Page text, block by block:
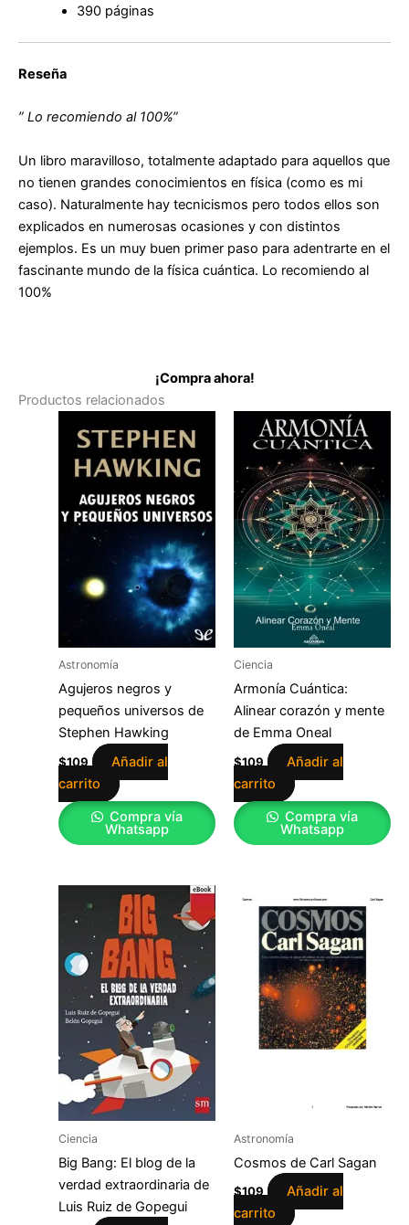
390 páginas
Reseña
” Lo recomiendo al 100%”
Un libro maravilloso, totalmente adaptado para aquellos que
no tienen grandes conocimientos en física (como es mi
caso). Naturalmente hay tecnicismos pero todos ellos son
explicados en numerosas ocasiones y con distintos
ejemplos. Es un muy buen primer paso para adentrarte en el
fascinante mundo de la física cuántica. Lo recomiendo al
100%
¡Compra ahora!
Productos relacionados
Astronomía
Agujeros negros y
pequeños universos de
Stephen Hawking
$109
Añadir al
carrito
Compra vía
Whatsapp
Ciencia
Armonía Cuántica:
Alinear corazón y mente
de Emma Oneal
$109
Añadir al
carrito
Compra vía
Whatsapp
Ciencia
Big Bang: El blog de la
verdad extraordinaria de
Luis Ruiz de Gopegui
Astronomía
Cosmos de Carl Sagan
$109
Añadir al
carrito